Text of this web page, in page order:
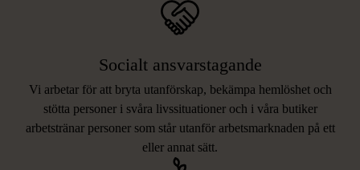
Socialt ansvarstagande
Vi arbetar för att bryta utanförskap, bekämpa hemlöshet och
stötta personer i svåra livssituationer och i våra butiker
arbetstränar personer som står utanför arbetsmarknaden på ett
eller annat sätt.